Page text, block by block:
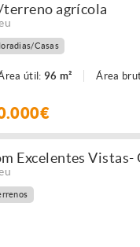
agrícola
Casas
útil: 96 m² Área
Excelentes